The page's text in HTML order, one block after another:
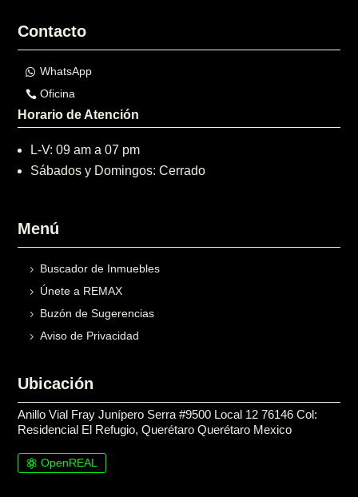
Contacto
WhatsApp
Oficina
Horario de Atención
L-V: 09 am a 07 pm
Sábados y Domingos: Cerrado
Menú
Buscador de Inmuebles
Únete a REMAX
Buzón de Sugerencias
Aviso de Privacidad
Ubicación
Anillo Vial Fray Junípero Serra #9500 Local 12 76146 Col:
Residencial El Refugio, Querétaro Querétaro Mexico
OpenREAL